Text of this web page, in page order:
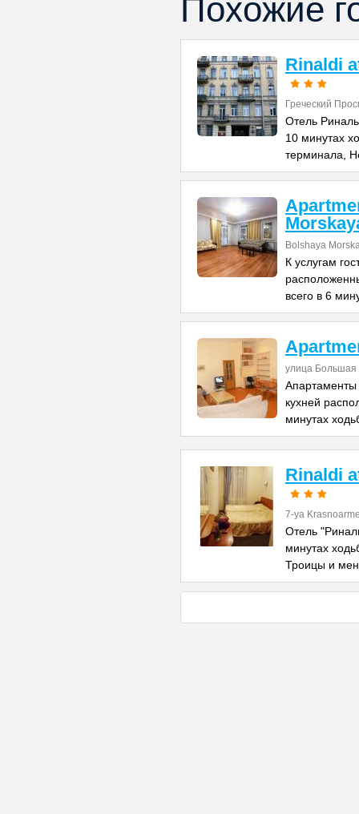
Похожие
Rinaldi
Греческий
Отель
10 минутах
терминала,
Bolshaya
К услугам
всего в 6
улица Большая
кухней
минутах
Rinaldi
7-ya
Отель
минутах
Троицы и